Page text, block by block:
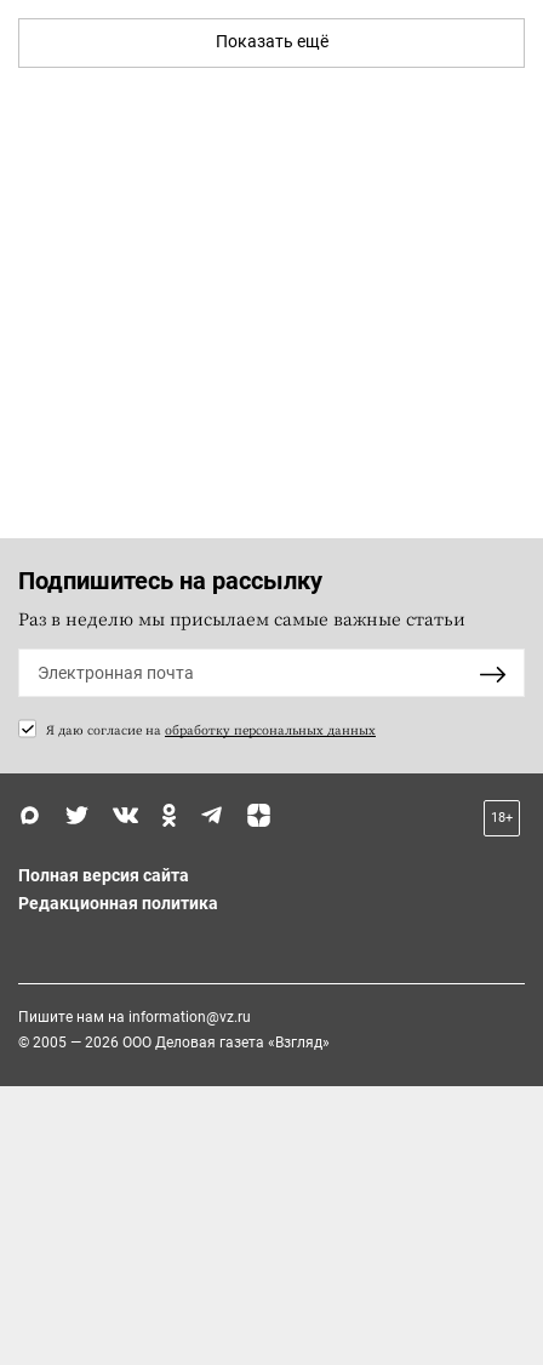
Показать ещё
Подпишитесь на рассылку
Раз в неделю мы присылаем самые важные статьи
Я даю согласие на обработку персональных данных
18+
Полная версия сайта
Редакционная политика
Пишите нам на information@vz.ru
© 2005 — 2026 ООО Деловая газета «Взгляд»